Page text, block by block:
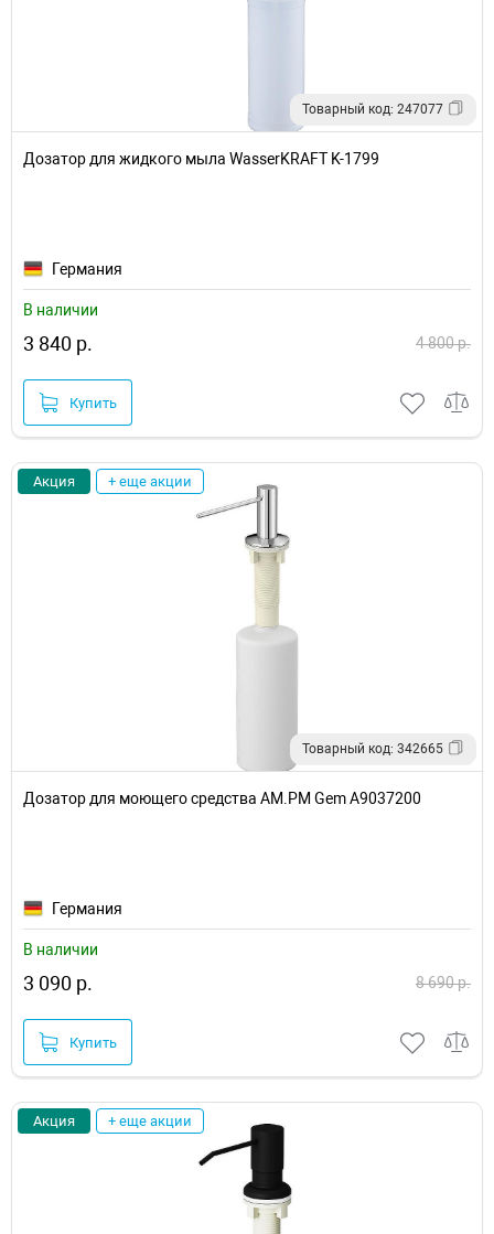
Товарный код: 247077
Дозатор для жидкого мыла WasserKRAFT K-1799
Германия
В наличии
3 840 р. 4 800 р.
Купить
Акция + еще акции
Товарный код: 342665
Дозатор для моющего средства AM.PM Gem A9037200
Германия
В наличии
3 090 р. 8 690 р.
Купить
Акция + еще акции